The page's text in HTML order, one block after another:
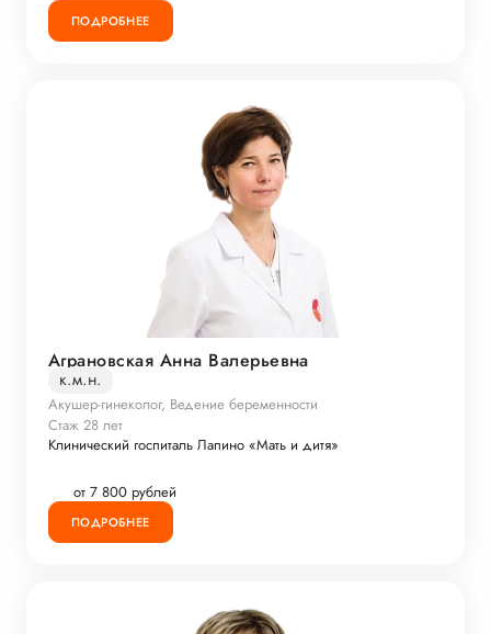
ПОДРОБНЕЕ
Аграновская Анна Валерьевна
к.м.н.
Акушер-гинеколог, Ведение беременности
Стаж 28 лет
Клинический госпиталь Лапино «Мать и дитя»
от 7 800 рублей
ПОДРОБНЕЕ